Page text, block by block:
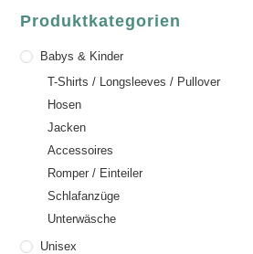
Produktkategorien
Babys & Kinder
T-Shirts / Longsleeves / Pullover
Hosen
Jacken
Accessoires
Romper / Einteiler
Schlafanzüge
Unterwäsche
Unisex